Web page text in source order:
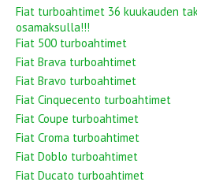
Fiat turboahtimet 36 kuukauden
osamaksulla!!!
Fiat 500 turboahtimet
Fiat Brava turboahtimet
Fiat Bravo turboahtimet
Fiat Cinquecento turboahtimet
Fiat Coupe turboahtimet
Fiat Croma turboahtimet
Fiat Doblo turboahtimet
Fiat Ducato turboahtimet